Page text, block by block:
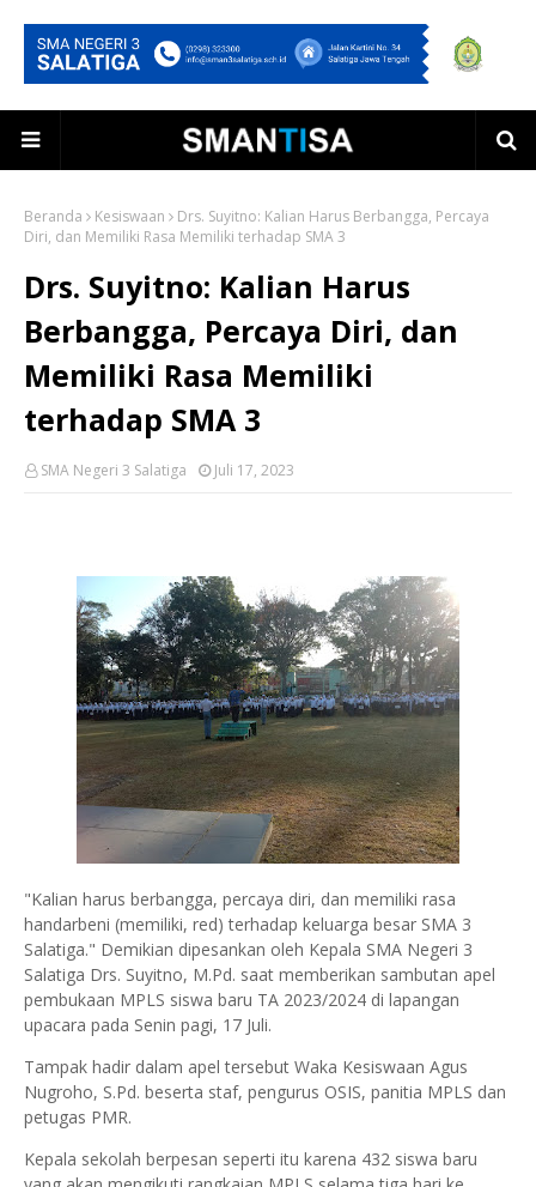
Beranda Kesiswaan
Drs. Suyitno: Kalian Harus Berbangga, Percaya
Diri, dan Memiliki Rasa Memiliki terhadap SMA 3
Drs. Suyitno: Kalian Harus
Berbangga, Percaya Diri, dan
Memiliki Rasa Memiliki
terhadap SMA 3
SMA Negeri 3 Salatiga Juli 17, 2023
"Kalian harus berbangga, percaya diri, dan memiliki rasa
handarbeni (memiliki, red) terhadap keluarga besar SMA 3
Salatiga." Demikian dipesankan oleh Kepala SMA Negeri 3
Salatiga Drs. Suyitno, M.Pd. saat memberikan sambutan apel
pembukaan MPLS siswa baru TA 2023/2024 di lapangan
upacara pada Senin pagi, 17 Juli.
Tampak hadir dalam apel tersebut Waka Kesiswaan Agus
Nugroho, S.Pd. beserta staf, pengurus OSIS, panitia MPLS dan
petugas PMR.
Kepala sekolah berpesan seperti itu karena 432 siswa baru